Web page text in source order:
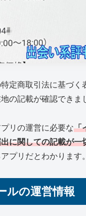
定商取引法に基づく
の記載が確認できま
リの運営に必要な「
に関しての記載が一
プリだとわかります。
ルの運営情報